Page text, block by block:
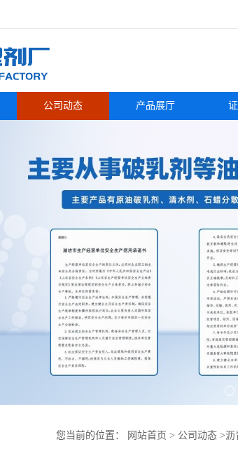
公司动态 产品展厅
您当前的位置： 网站首页 > 公司动态 >沥